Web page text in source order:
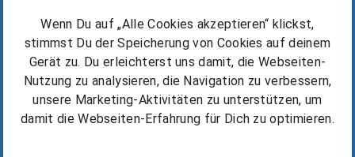
Wenn Du auf „Alle Cookies akzeptieren“ klickst,
stimmst Du der Speicherung von Cookies auf deinem
Gerät zu. Du erleichterst uns damit, die Webseiten-
Nutzung zu analysieren, die Navigation zu verbessern,
unsere Marketing-Aktivitäten zu unterstützen, um
damit die Webseiten-Erfahrung für Dich zu optimieren.
Kostenlos starten
Die Michlbauer Methode
Kurse & Unterricht finden
Erfolgsgeschichten & Tipps
⁠Harmonika kaufen / mieten